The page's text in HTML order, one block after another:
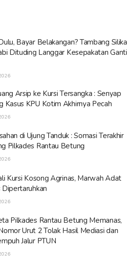
Bayar Belakangan? Tambang Silika
Dituding Langgar Kesepakatan Ganti
Arsip ke Kursi Tersangka : Senyap
Kasus KPU Kotim Akhirnya Pecah
di Ujung Tanduk : Somasi Terakhir
Pilkades Rantau Betung
Kursi Kosong Agrinas, Marwah Adat
Pilkades Rantau Betung Memanas,
Urut 2 Tolak Hasil Mediasi dan
Jalur PTUN